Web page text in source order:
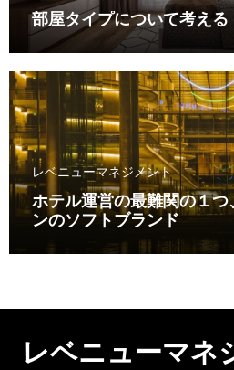
部屋タイプについて考える
レベニューマネジメント
ホテル運営の最難関の１
ンのソフトブランド
レベニューマネ